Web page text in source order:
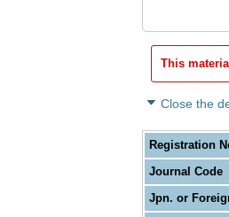
This
Close the
Registration
Journal Code
Jpn. or